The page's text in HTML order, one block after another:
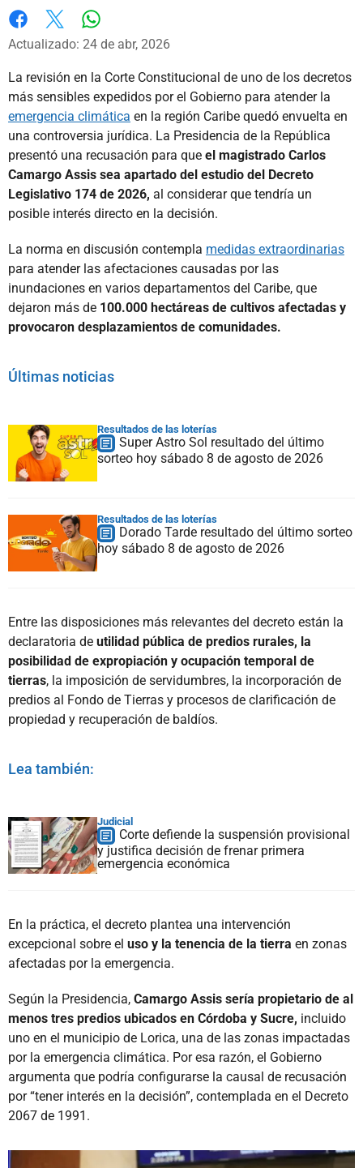
Facebook
X
Actualizado: 24 de abr, 2026
La revisión en la Corte Constitucional de uno de los decretos
más sensibles expedidos por el Gobierno para atender la
emergencia climática en la región Caribe quedó envuelta en
una controversia jurídica. La Presidencia de la República
presentó una recusación para que el magistrado Carlos
Camargo Assis sea apartado del estudio del Decreto
Legislativo 174 de 2026, al considerar que tendría un
posible interés directo en la decisión.
La norma en discusión contempla medidas extraordinarias
para atender las afectaciones causadas por las
inundaciones en varios departamentos del Caribe, que
dejaron más de 100.000 hectáreas de cultivos afectadas y
provocaron desplazamientos de comunidades.
Últimas noticias
Resultados de las loterías
Super Astro Sol resultado del último
sorteo hoy sábado 8 de agosto de 2026
Resultados de las loterías
Dorado Tarde resultado del último sorteo
hoy sábado 8 de agosto de 2026
Entre las disposiciones más relevantes del decreto están la
declaratoria de utilidad pública de predios rurales, la
posibilidad de expropiación y ocupación temporal de
tierras, la imposición de servidumbres, la incorporación de
predios al Fondo de Tierras y procesos de clarificación de
propiedad y recuperación de baldíos.
Lea también:
Judicial
Corte defiende la suspensión provisional
y justifica decisión de frenar primera
emergencia económica
En la práctica, el decreto plantea una intervención
excepcional sobre el uso y la tenencia de la tierra en zonas
afectadas por la emergencia.
Según la Presidencia, Camargo Assis sería propietario de al
menos tres predios ubicados en Córdoba y Sucre, incluido
uno en el municipio de Lorica, una de las zonas impactadas
por la emergencia climática. Por esa razón, el Gobierno
argumenta que podría configurarse la causal de recusación
por “tener interés en la decisión”, contemplada en el Decreto
2067 de 1991.